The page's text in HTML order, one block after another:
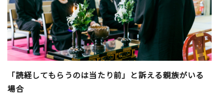
「読経してもらうのは当たり前」と訴える親族がいる
場合